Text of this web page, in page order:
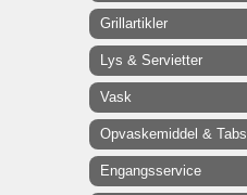
Grillartikler
Lys & Servietter
Vask
Opvaskemiddel & Tabs
Engangsservice